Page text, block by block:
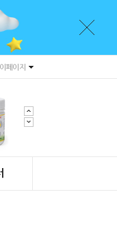
페이지